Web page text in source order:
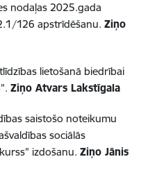
nodaļas 2025.gada
126 apstrīdēšanu. Ziņo
lietošanā biedrībai
Ziņo Atvars Lakstīgala
saistošo noteikumu
sociālās
izdošanu. Ziņo Jānis